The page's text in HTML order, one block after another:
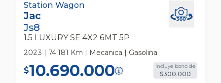
Jac Js8 1.5 Luxury Se 4x2 6mt 5p Station
Wagon
Station Wagon
Jac
Js8
1.5 LUXURY SE 4X2 6MT 5P
2023 | 74.181 Km | Mecanica | Gasolina
$10.690.000 Incluye bono de
$300.000